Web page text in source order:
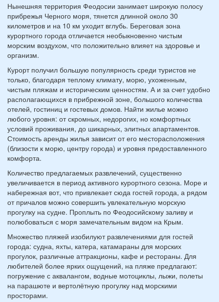
Нынешняя территория Феодосии занимает широкую полосу
прибрежья Черного моря, тянется длинной около 30
километров и на 10 км уходит вглубь. Береговая зона
курортного города отличается необыкновенно чистым
морским воздухом, что положительно влияет на здоровье и
организм.
Курорт получил большую популярность среди туристов не
только, благодаря теплому климату, морю, ухоженным,
чистым пляжам и историческим ценностям. А и за счет удобно
располагающихся в прибрежной зоне, большого количества
отелей, гостиниц и гостевых домов. Найти жилье можно
любого уровня: от скромных, недорогих, но комфортных
условий проживания, до шикарных, элитных апартаментов.
Стоимость аренды жилья зависит от его месторасположения
(близости к морю, центру города) и уровня предоставленного
комфорта.
Количество предлагаемых развлечений, существенно
увеличивается в период активного курортного сезона. Море и
набережная вот, что привлекает сюда гостей города, а рядом
от причалов можно совершить увлекательную морскую
прогулку на судне. Проплыть по Феодосийскому заливу и
полюбоваться с моря замечательным видом на Крым.
Множество пляжей изобилуют развлечениями для гостей
города: судна, яхты, катера, катамараны для морских
прогулок, различные аттракционы, кафе и рестораны. Для
любителей более ярких ощущений, на пляже предлагают:
погружение с аквалангом, водные мотоциклы, лыжи, полеты
на парашюте и вертолётную прогулку над морскими
просторами.